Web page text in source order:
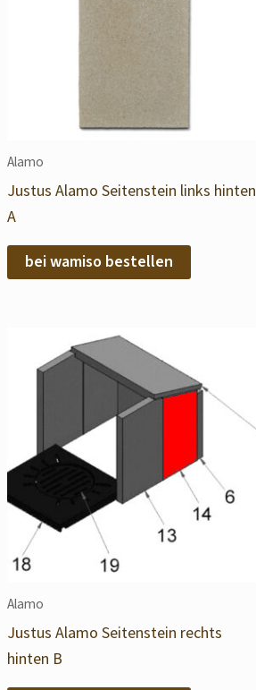
Alamo
Justus Alamo Seitenstein links hinten
A
bei wamiso bestellen
Alamo
Justus Alamo Seitenstein rechts
hinten B